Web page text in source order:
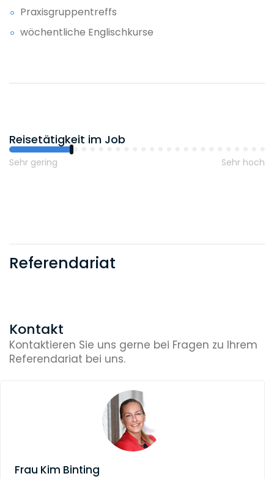
Praxisgruppentreffs
wöchentliche Englischkurse
Reisetätigkeit im Job
Sehr gering Sehr hoch
Referendariat
Kontakt
Kontaktieren Sie uns gerne bei Fragen zu Ihrem
Referendariat bei uns.
Frau Kim Binting